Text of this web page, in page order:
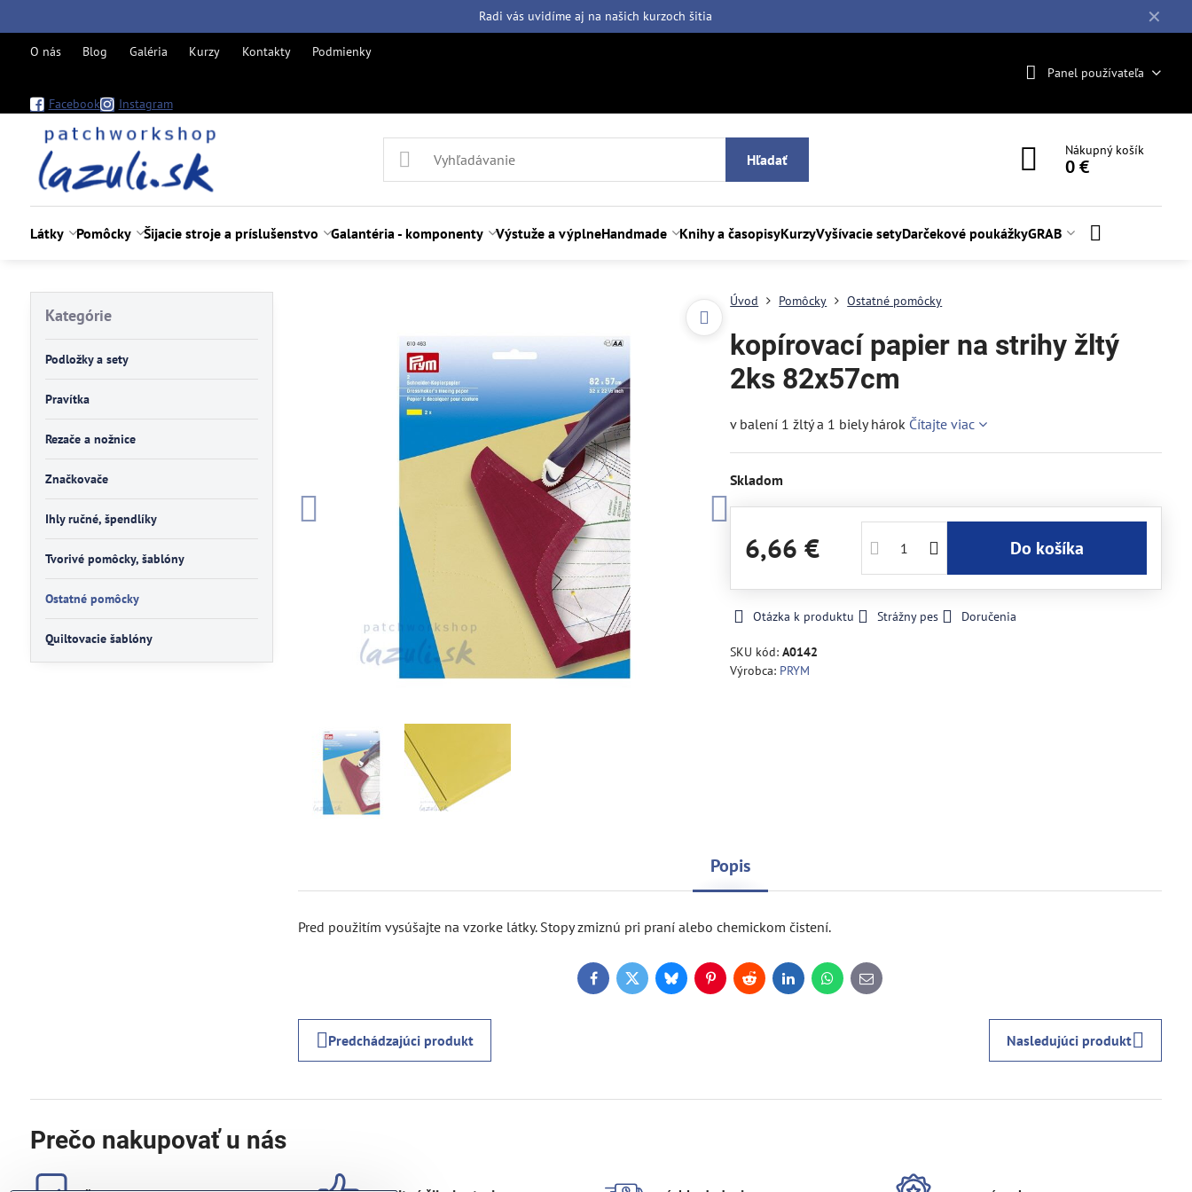
✕
Radi vás uvidíme aj na našich kurzoch šitia
O nás Blog Galéria Kurzy Kontakty Podmienky
Facebook Instagram
Panel používateľa
Hľadať
Nákupný košík
0 €
Látky Pomôcky Šijacie stroje a príslušenstvo Galantéria - komponenty Výstuže a výplneHandmade Knihy a časopisyKurzyVyšívacie setyDarčekové poukážkyGRAB
Úvod Pomôcky Ostatné pomôcky
kopírovací papier na strihy žltý
2ks 82x57cm
v balení 1 žltý a 1 biely hárok Čítajte viac
Skladom
6,66 € Do košíka
Otázka k produktu Strážny pes Doručenia
SKU kód:A0142
Výrobca: PRYM
Popis
Pred použitím vysúšajte na vzorke látky. Stopy zmiznú pri praní alebo chemickom čistení.
FacebookTwitterBlueskyPinterestRedditLinkedInWhatsApp
E-
mail
Predchádzajúci produkt Nasledujúci produkt
Kategórie
Podložky a sety
Pravítka
Rezače a nožnice
Značkovače
Ihly ručné, špendlíky
Tvorivé pomôcky, šablóny
Ostatné pomôcky
Quiltovacie šablóny
Prečo nakupovať u nás